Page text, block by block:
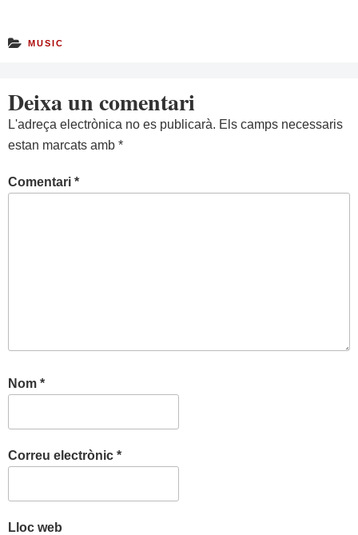
MUSIC
Deixa un comentari
L'adreça electrònica no es publicarà. Els camps necessaris
estan marcats amb *
Comentari *
Nom *
Correu electrònic *
Lloc web